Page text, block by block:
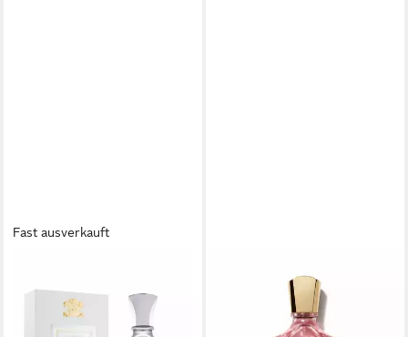
Fast ausverkauft
Eau de Parfum Himalaya Eau
de Parfum Spray
ab 292,00 €
359,95 €
Eau de Parfum Creed Eladaria
Eau de Parfum 75ML, 1-tlg.,